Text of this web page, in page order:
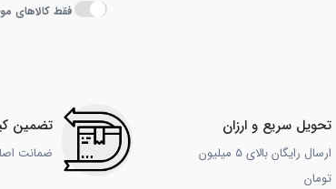
فقط کالاهای
تحویل سریع و ارزان
ارسال رایگان بالای 5 میلیون
تومان
تضمین
ضمانت